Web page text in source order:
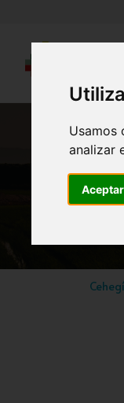
Usamos
analizar
Aceptar